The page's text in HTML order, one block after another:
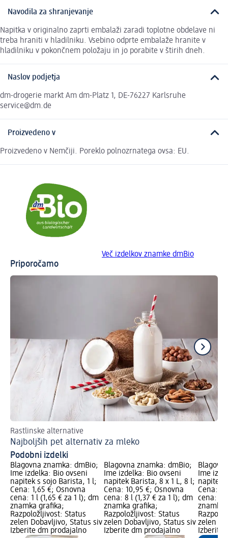
Navodila za shranjevanje
Napitka v originalno zaprti embalaži zaradi toplotne obdelave ni
treba hraniti v hladilniku. Vsebino odprte embalaže hranite v
hladilniku v pokončnem položaju in jo porabite v štirih dneh.
Naslov podjetja
dm-drogerie markt Am dm-Platz 1, DE-76227 Karlsruhe
service@dm.de
Proizvedeno v
Proizvedeno v Nemčiji. Poreklo polnozrnatega ovsa: EU.
Več izdelkov znamke dmBio
Priporočamo
Rastlinske alternative
Najboljših pet alternativ za mleko
Podobni izdelki
Blagovna znamka: dmBio;
Ime izdelka: Bio ovseni
napitek s sojo Barista, 1 l;
Cena: 1,65 €; Osnovna
cena: 1 l (1,65 € za 1 l); dm
znamka grafika;
Razpoložljivost: Status
zelen Dobavljivo, Status siv
Izberite dm prodajalno
Blagovna znamka: dmBio;
Ime izdelka: Bio ovseni
napitek Barista, 8 x 1 L, 8 l;
Cena: 10,95 €; Osnovna
cena: 8 l (1,37 € za 1 l); dm
znamka grafika;
Razpoložljivost: Status
zelen Dobavljivo, Status siv
Izberite dm prodajalno
Ime
napitek
Cena:
cena: 6 l
znamka
zelen
Izberite